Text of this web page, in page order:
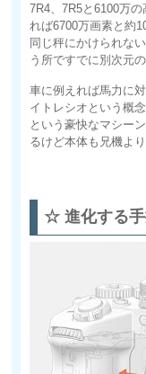
7R4、7R5と6100万
れば6700万画素と約
同じ秤にかけられな
う所ですでに別次元
車に例えれば馬力に
イトレシオという概
という豪快なマシー
るけど本体も兄機よ
☆ 進化する